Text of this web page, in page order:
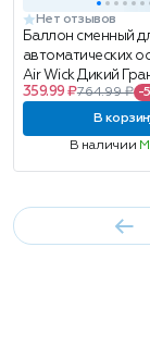
Нет отзывов
Баллон сменный
автоматических
Air Wick Дикий
359.99 ₽764.99 ₽ -
В
В наличии